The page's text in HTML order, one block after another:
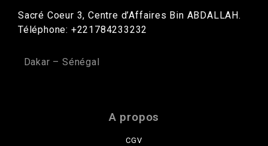
Sacré Coeur 3, Centre d’Affaires Bin ABDALLAH.
Téléphone: +221784233232
Dakar – Sénégal
A propos
CGV